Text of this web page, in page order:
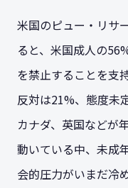
米国のピュー・リサ
ると、米国成人の
を禁止することを支
反対は21%、態度未
カナダ、英国などが
動いている中、未成
会的圧力がいまだ冷